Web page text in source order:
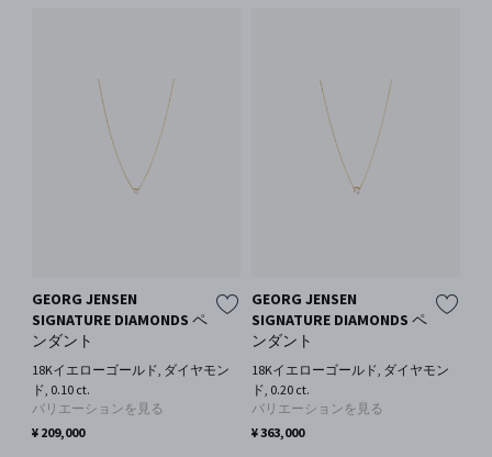
GEORG JENSEN
SIGNATURE DIAMONDS ペ
ンダント
18Kイエローゴールド, ダイヤモン
ド, 0.10 ct.
バリエーションを見る
¥ 209,000
GEORG JENSEN
SIGNATURE DIAMONDS ペ
ンダント
18Kイエローゴールド, ダイヤモン
ド, 0.20 ct.
バリエーションを見る
¥ 363,000